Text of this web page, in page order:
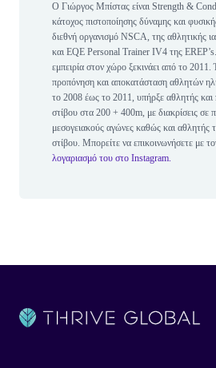
O Γιώργος Μπίστας είναι Strength &
κάτοχος πιστοποίησης δύναμης και
διεθνή οργανισμό NSCA, της αθλητικής
και ΕQE Personal Trainer IV4 της
εμπειρία στον χώρο ξεκινάει από το 2011.
προπόνηση και αποκατάσταση αθλητών
το 2008 έως το 2011, υπήρξε αθλητής και
στίβου στα 200 + 400m, με διακρίσεις σε
μεσογειακούς αγώνες καθώς και αθλητής
στίβου. Μπορείτε να επικοινωνήσετε με
λογαριασμό του στο Instagram.